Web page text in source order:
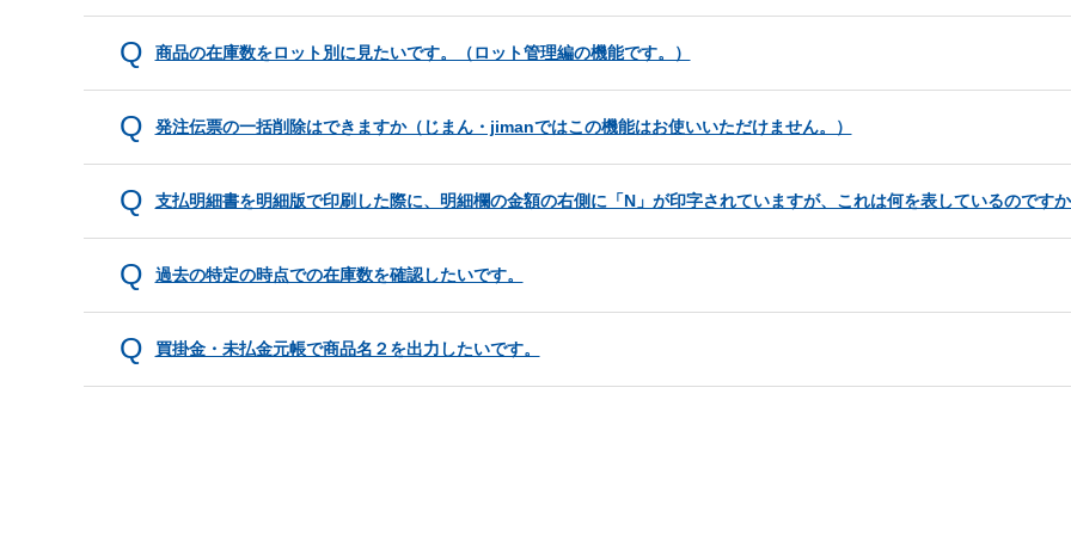
商品の在庫数をロット別に見たいです。（ロット管理編の機能です。）
発注伝票の一括削除はできますか（じまん・jimanではこの機能はお使いいただけません。）
支払明細書を明細版で印刷した際に、明細欄の金額の右側に「N」が印字されていますが、これは何を表しているのです
過去の特定の時点での在庫数を確認したいです。
買掛金・未払金元帳で商品名２を出力したいです。